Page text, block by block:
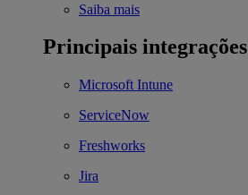
Saiba mais
Principais integrações
Microsoft Intune
ServiceNow
Freshworks
Jira